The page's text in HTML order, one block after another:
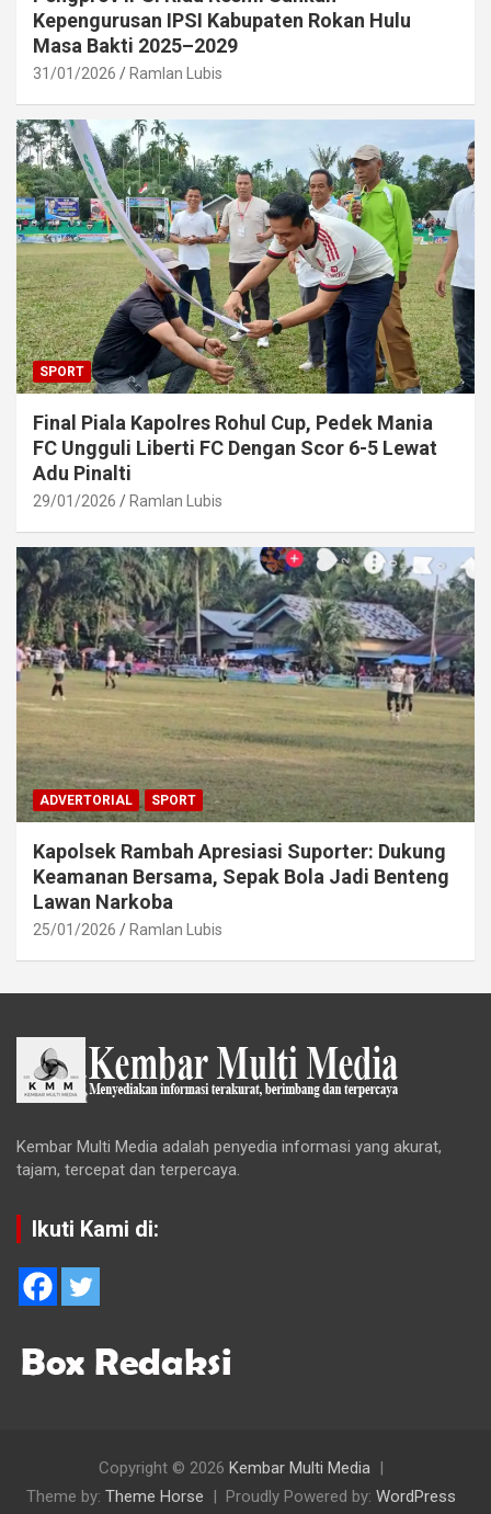
Kepengurusan IPSI Kabupaten Rokan Hulu
Masa Bakti 2025–2029
31/01/2026 Ramlan Lubis
SPORT
Final Piala Kapolres Rohul Cup, Pedek Mania
FC Ungguli Liberti FC Dengan Scor 6-5 Lewat
Adu Pinalti
29/01/2026 Ramlan Lubis
ADVERTORIAL SPORT
Kapolsek Rambah Apresiasi Suporter: Dukung
Keamanan Bersama, Sepak Bola Jadi Benteng
Lawan Narkoba
25/01/2026 Ramlan Lubis
Kembar Multi Media adalah penyedia informasi yang akurat,
tajam, tercepat dan terpercaya.
Ikuti Kami di:
Copyright © 2026 Kembar Multi Media
Theme by: Theme Horse Proudly Powered by: WordPress